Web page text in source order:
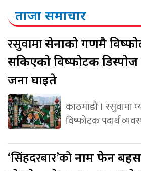
ताजा समाचार
रसुवामासेनाको गणमै
सकिएको विष्फोटक डिस्पोज
जना घाइते
काठमाडौं । रसुवामा
विष्फोटक पदार्थ
‘सिंहदरबार’कोनाम फेर्ने